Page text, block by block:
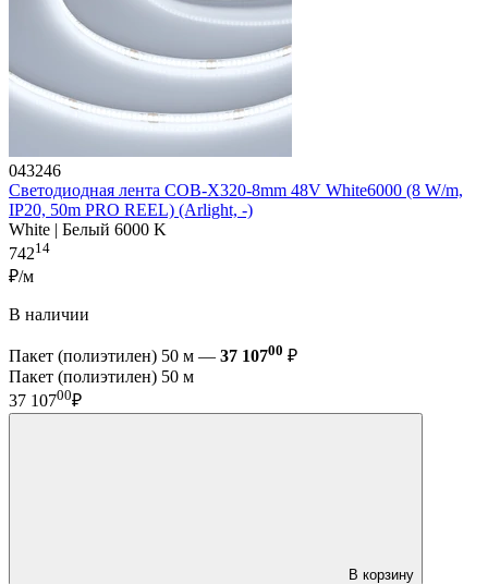
043246
Светодиодная лента COB-X320-8mm 48V White6000 (8 W/m,
IP20, 50m PRO REEL) (Arlight, -)
White | Белый 6000 K
74214
₽/м
В наличии
Пакет (полиэтилен) 50 м — 37 10700 ₽
Пакет (полиэтилен) 50 м
37 10700₽
В корзину